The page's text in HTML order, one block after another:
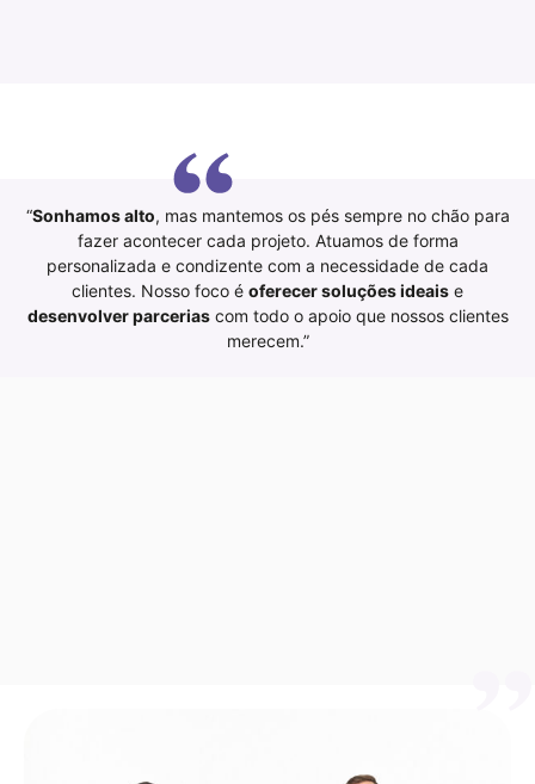
“Sonhamos alto, mas mantemos os pés sempre no chão para
fazer acontecer cada projeto. Atuamos de forma
personalizada e condizente com a necessidade de cada
clientes. Nosso foco é oferecer soluções ideais e
desenvolver parceriascom todo o apoio que nossos clientes
merecem.”